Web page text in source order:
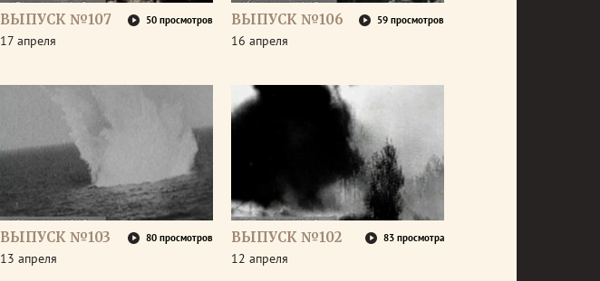
ВЫПУСК №107 50 просмотров
17 апреля
ВЫПУСК №106 59 просмотров
16 апреля
ВЫПУСК №103 80 просмотров
13 апреля
ВЫПУСК №102 83 просмотра
12 апреля